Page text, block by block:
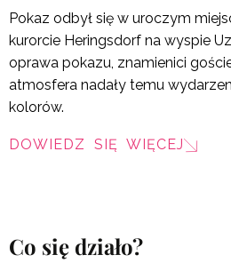
Pokaz odbył się w uroczym
kurorcie Heringsdorf na wyspie
oprawa pokazu, znamienici
atmosfera nadały temu
kolorów.
DOWIEDZ SIĘ WIĘCEJ
Co się działo?